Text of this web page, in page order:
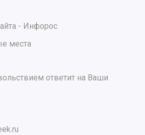
- Инфорос
места
ответит на Ваши